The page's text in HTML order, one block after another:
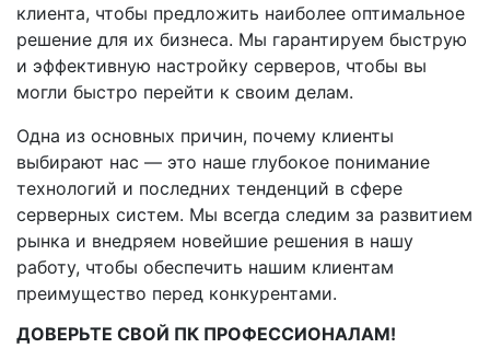
клиента, чтобы предложить наиболее оптимальное
решение для их бизнеса. Мы гарантируем быструю
и эффективную настройку серверов, чтобы вы
могли быстро перейти к своим делам.
Одна из основных причин, почему клиенты
выбирают нас — это наше глубокое понимание
технологий и последних тенденций в сфере
серверных систем. Мы всегда следим за развитием
рынка и внедряем новейшие решения в нашу
работу, чтобы обеспечить нашим клиентам
преимущество перед конкурентами.
ДОВЕРЬТЕ СВОЙ ПК ПРОФЕССИОНАЛАМ!